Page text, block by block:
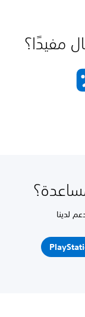
مفيدًا؟
لدينا